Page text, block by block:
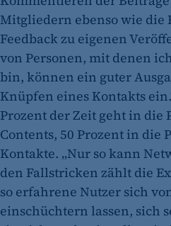
Mitgliedern ebenso wie die
Feedback zu eigenen
von Personen, mit denen
bin, können ein guter
Knüpfen eines Kontakts
Prozent der Zeit geht in die
Contents, 50 Prozent in die
Kontakte. „Nur so kann
den Fallstricken zählt die
so erfahrene Nutzer sich
einschüchtern lassen, sich